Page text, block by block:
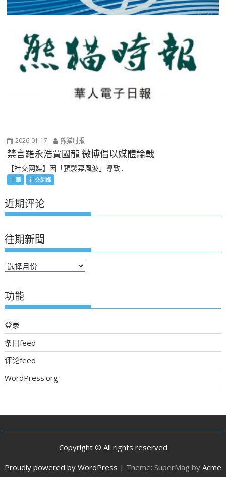
2026-01-17 熊猫时报
禁言羅永浩賈國龍 微博倡以媒體論戰
【社交网媒】因「預製菜風波」導致...
中華 社交網媒
近期评论
往期新聞
往
新
聞
功能
登录
条目feed
评论feed
WordPress.org
Copyright © All rights reserved
Proudly powered by WordPress | Theme: SuperMag by Acme